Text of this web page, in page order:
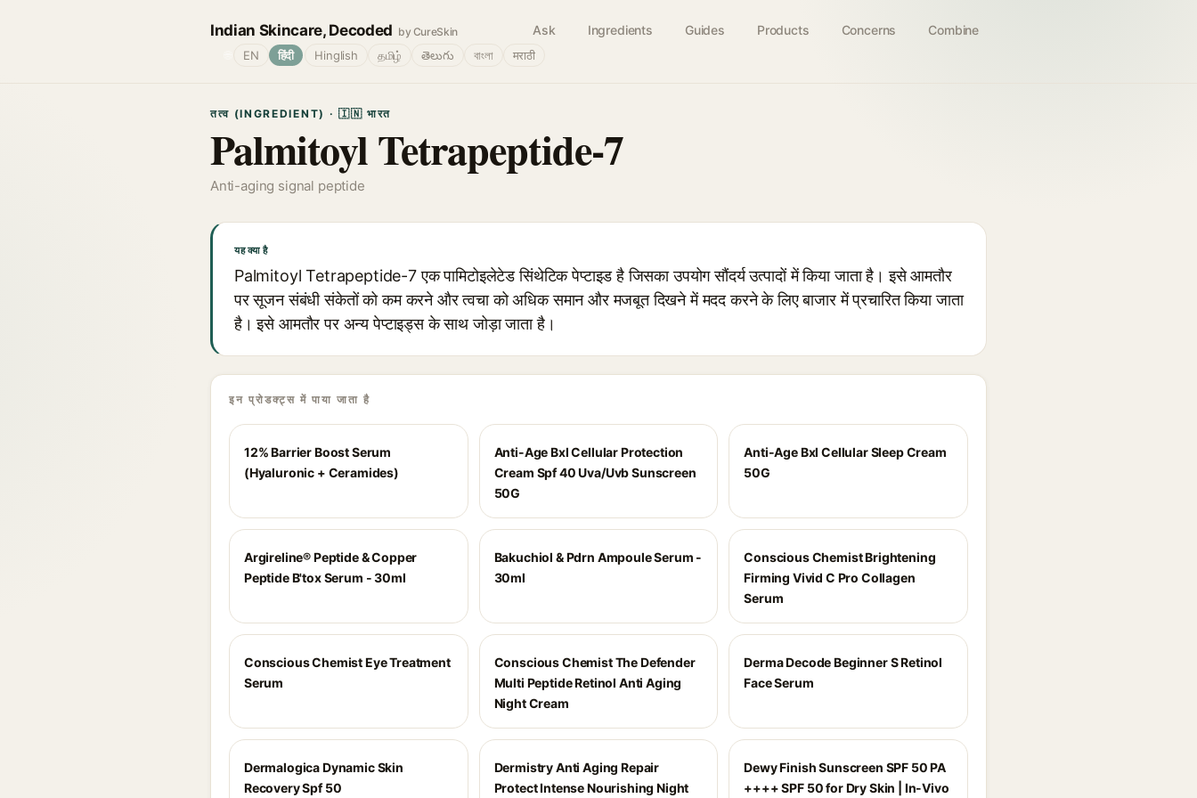
Indian Skincare, Decoded by CureSkin Ask Ingredients Guides Products Concerns Combine
EN हिंदी Hinglish தமிழ் తెలుగు বাংলা मराठी
तत्व (INGREDIENT) · 🇮🇳 भारत
Palmitoyl Tetrapeptide-7
Anti-aging signal peptide
यह क्या है
Palmitoyl Tetrapeptide-7 एक पामिटोइलेटेड सिंथेटिक पेप्टाइड है जिसका उपयोग सौंदर्य उत्पादों में किया जाता है। इसे आमतौर
पर सूजन संबंधी संकेतों को कम करने और त्वचा को अधिक समान और मजबूत दिखने में मदद करने के लिए बाजार में प्रचारित किया जाता
है। इसे आमतौर पर अन्य पेप्टाइड्स के साथ जोड़ा जाता है।
इन प्रोडक्ट्स में पाया जाता है
12% Barrier Boost Serum
(Hyaluronic + Ceramides)
Anti-Age Bxl Cellular Protection
Cream Spf 40 Uva/Uvb Sunscreen
50G
Anti-Age Bxl Cellular Sleep Cream
50G
Argireline® Peptide & Copper
Peptide B'tox Serum - 30ml
Bakuchiol & Pdrn Ampoule Serum -
30ml
Conscious Chemist Brightening
Firming Vivid C Pro Collagen
Serum
Conscious Chemist Eye Treatment
Serum
Conscious Chemist The Defender
Multi Peptide Retinol Anti Aging
Night Cream
Derma Decode Beginner S Retinol
Face Serum
Dermalogica Dynamic Skin
Recovery Spf 50
Dermistry Anti Aging Repair
Protect Intense Nourishing Night
Dewy Finish Sunscreen SPF 50 PA
++++ SPF 50 for Dry Skin | In-Vivo